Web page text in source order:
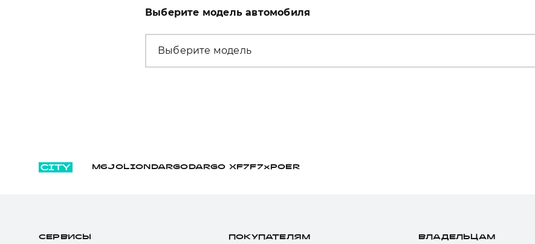
Выберите модель автомобиля
Выберите модель
M6JOLION DARGO DARGO Х F7 F7x POER
СЕРВИСЫ ПОКУПАТЕЛЯМ ВЛАДЕЛЬЦАМ